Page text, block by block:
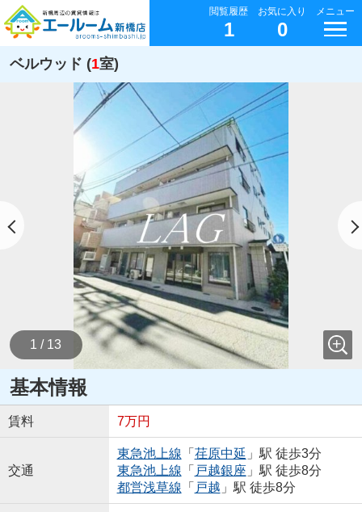
閲覧履歴
1
お気に入り
0
メニュー
ベルウッド (1室)
1 / 13
基本情報
賃料 7万円
交通
東急池上線 「 荏原中延 」駅 徒歩3分
東急池上線 「 戸越銀座 」駅 徒歩8分
都営浅草線 「 戸越 」駅 徒歩8分